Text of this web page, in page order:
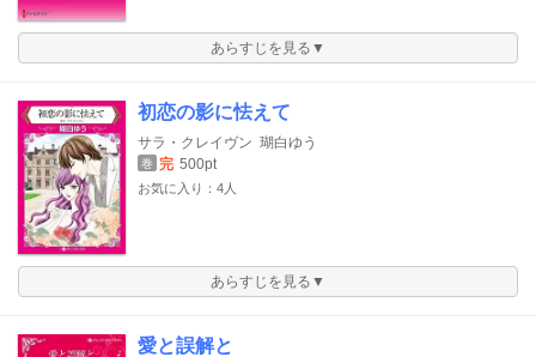
あらすじを見る▼
初恋の影に怯えて
サラ・クレイヴン 瑚白ゆう
巻 完 500pt
お気に入り：4人
あらすじを見る▼
愛と誤解と